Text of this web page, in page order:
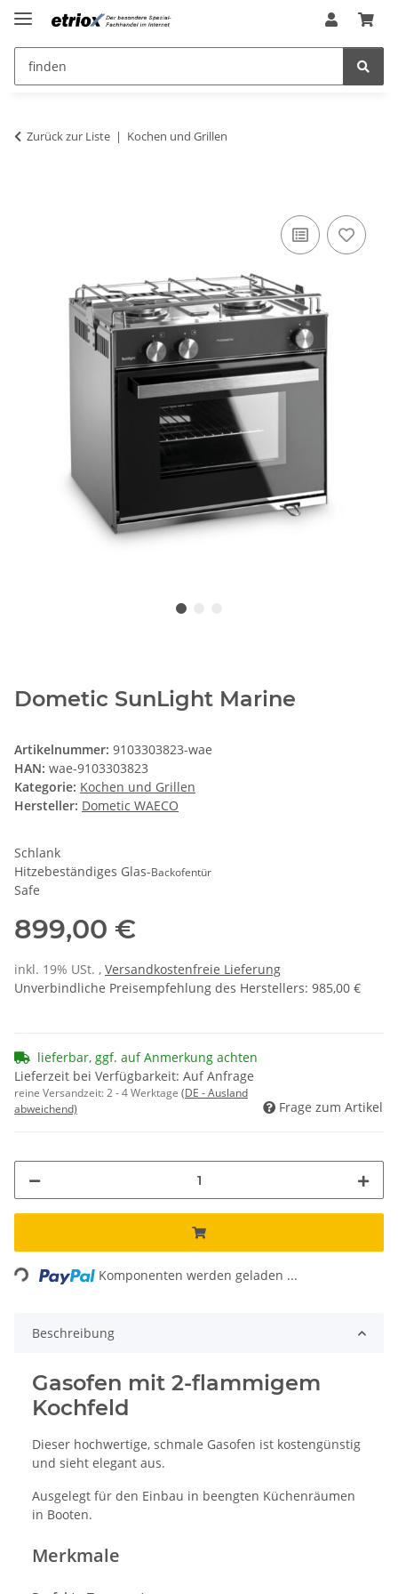
Zurück zur Liste Kochen und Grillen
Dometic SunLight Marine
Artikelnummer: 9103303823-wae
HAN: wae-9103303823
Kategorie: Kochen und Grillen
Hersteller: Dometic WAECO
Schlank
Hitzebeständiges Glas-Backofentür
Safe
899,00 €
inkl. 19% USt. , Versandkostenfreie Lieferung
Unverbindliche Preisempfehlung des Herstellers: 985,00 €
lieferbar, ggf. auf Anmerkung achten
Lieferzeit bei Verfügbarkeit: Auf Anfrage
reine Versandzeit:2 - 4 Werktage (DE - Ausland
abweichend)
Frage zum Artikel
Loading... Komponenten werden geladen ...
Beschreibung
Gasofen mit 2-flammigem
Kochfeld
Dieser hochwertige, schmale Gasofen ist kostengünstig
und sieht elegant aus.
Ausgelegt für den Einbau in beengten Küchenräumen
in Booten.
Merkmale